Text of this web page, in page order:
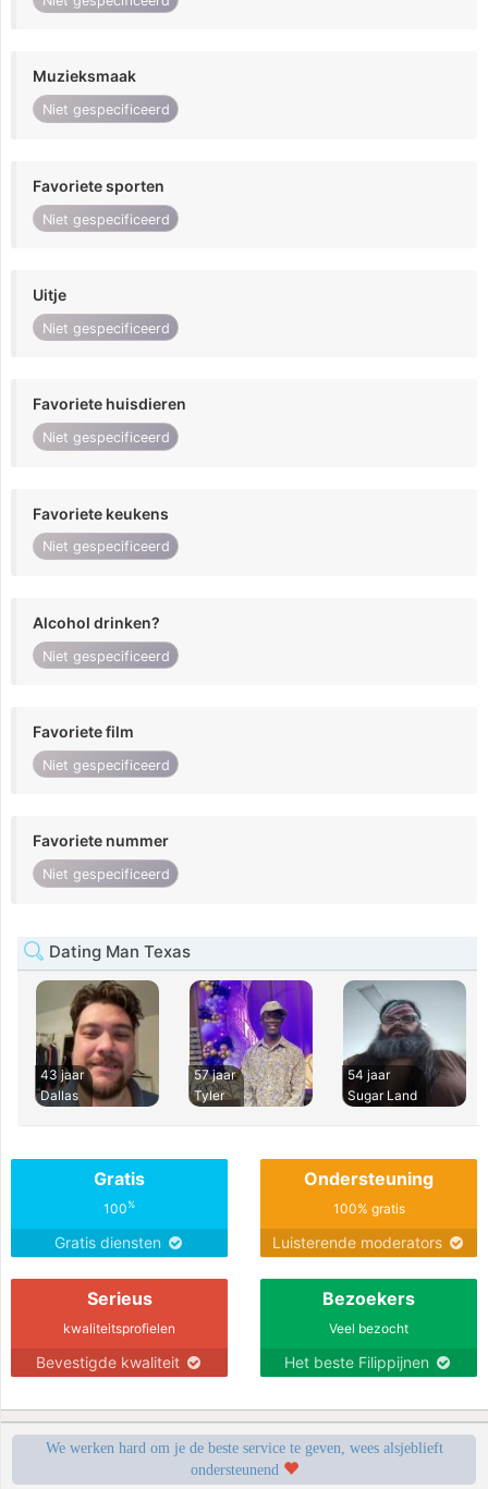
Muzieksmaak
Niet gespecificeerd
Favoriete sporten
Niet gespecificeerd
Uitje
Niet gespecificeerd
Favoriete huisdieren
Niet gespecificeerd
Favoriete keukens
Niet gespecificeerd
Alcohol drinken?
Niet gespecificeerd
Favoriete film
Niet gespecificeerd
Favoriete nummer
Niet gespecificeerd
Dating Man Texas
43 jaar
Dallas
57 jaar
Tyler
54 jaar
Sugar Land
Gratis
100%
Gratis diensten
Ondersteuning
100% gratis
Luisterende moderators
Serieus
kwaliteitsprofielen
Bevestigde kwaliteit
Bezoekers
Veel bezocht
Het beste Filippijnen
We werken hard om je de beste service te geven, wees alsjeblieft
ondersteunend